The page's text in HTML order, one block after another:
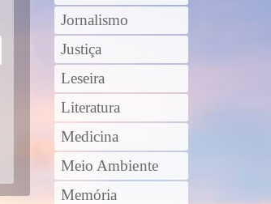
Jornalismo
Justiça
Leseira
Literatura
Medicina
Meio Ambiente
Memória